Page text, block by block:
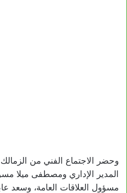
وحضر الاجتماع الفني من
المدير الإداري ومصطفى ميلا
مسؤول العلاقات العامة، وسعد